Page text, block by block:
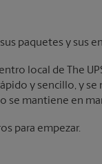
paquetes y sus
local de The
y sencillo, y se
se mantiene en
para empezar.